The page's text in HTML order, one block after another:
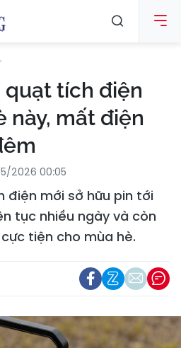
quạt tích điện
này, mất điện
2026 00:05
điện mới sở hữu pin tới
tục nhiều ngày và còn
tiện cho mùa hè.